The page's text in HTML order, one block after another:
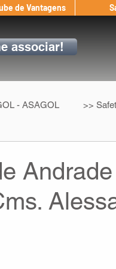
de Vantagens
associar!
- ASAGOL >>
Amigo da ASAGOL
Andrade